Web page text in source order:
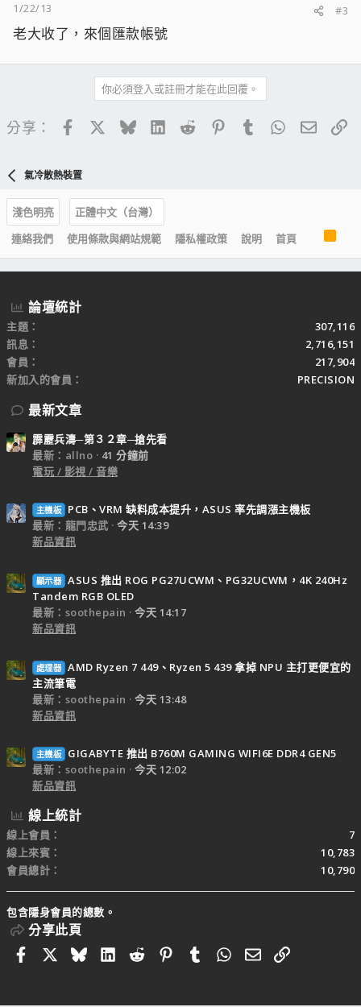
1/22/13
#3
老大收了，來個匯款帳號
你必須登入或註冊才能在此回覆。
分享： FacebookBlueskyLinkedIn
Reddit PinterestTumblrWhatsApp
電子
氣冷散熱裝置
淺色明亮
正體中文（台灣）
連絡我們
使用條款與網站規範 隱私權政策 說明 首頁
S
論壇統計
主題
307,116
訊息
2,716,151
會員
217,904
新加入的會員
PRECISION
最新文章
霹靂兵濤─第３２章─搶先看
最新：allno
41 分鐘前
電玩 / 影視 / 音樂
主機板
PCB、VRM 缺料成本提升，ASUS 率先調漲主機板
最新：龍門忠武
今天 14:39
新品資訊
顯示器 ASUS 推出 ROG PG27UCWM、PG32UCWM，4K 240Hz
Tandem RGB OLED
最新：soothepain
今天 14:17
新品資訊
處理器 AMD Ryzen 7 449、Ryzen 5 439 拿掉 NPU 主打更便宜的
主流筆電
最新：soothepain
今天 13:48
新品資訊
主機板
GIGABYTE 推出 B760M GAMING WIFI6E DDR4 GEN5
最新：soothepain
今天 12:02
新品資訊
線上統計
線上會員
7
線上來賓
10,783
會員總計
10,790
包含隱身會員的總數。
分享此頁
FacebookBlueskyLinkedIn
RedditPinterestTumblrWhatsApp
電子郵件
連結